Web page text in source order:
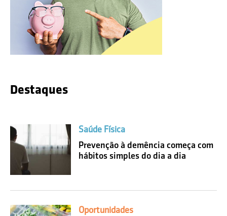
Destaques
Saúde Física
Prevenção à demência começa com
hábitos simples do dia a dia
Oportunidades